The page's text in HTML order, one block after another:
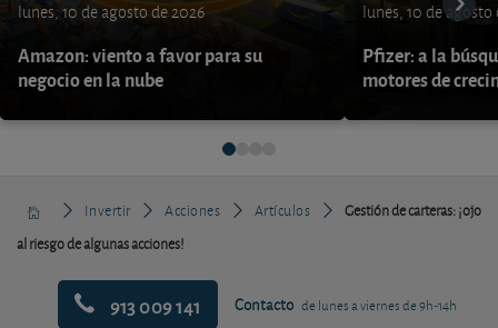
lunes, 10 de agosto de 2026
Amazon: viento a favor para su
negocio en la nube
lunes, 10 de agosto
Pfizer: a la
motores de
Invertir Acciones Artículos
Gestión de carteras: ¡ojo
al riesgo de algunas acciones!
913 009 141 Contacto de lunes a viernes de 9h-14h